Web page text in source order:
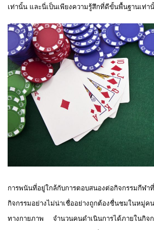
เท่านั้น และนี่เป็นเพียงความรู้สึกที่ดีขั้นพื้นฐานเท่า
การพนันที่อยู่ใกล้กับการตอบสนองต่อกิจกรรมกีฬา
กิจกรรมอย่างไม่น่าเชื่ออย่างถูกต้องชื่นชมในหมู่ค
ทางกายภาพ
จำนวนคนดำเนินการได้ภายในกิจ